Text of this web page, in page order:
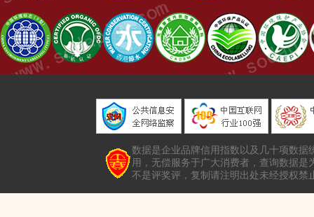
数据是企业品牌信用指数以及几十项数
用，无偿服务于广大消费者，查询数据
不是评奖评，复制请注明出处未经授权禁